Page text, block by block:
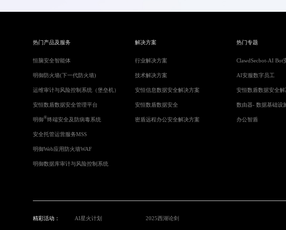
热门产品及服务
恒脑安全智能体
明御防火墙(下一代防火墙)
运维审计与风险控制系统（堡垒机）
安恒数盾数据安全管理平台
明御®终端安全及防病毒系统
安全托管运营服务MSS
明御Web应用防火墙WAF
明御数据库审计与风险控制系统
解决方案
行业解决方案
技术解决方案
安恒信息数据安全解决方案
安恒数盾数据安全
密盾远程办公安全解决方案
热门专题
ClawdSecbot-AI Bot
AI安服数字员工
安恒数盾数据安全解
数由器- 数据基础设
办公智盾
精彩活动： AI星火计划 2025西湖论剑